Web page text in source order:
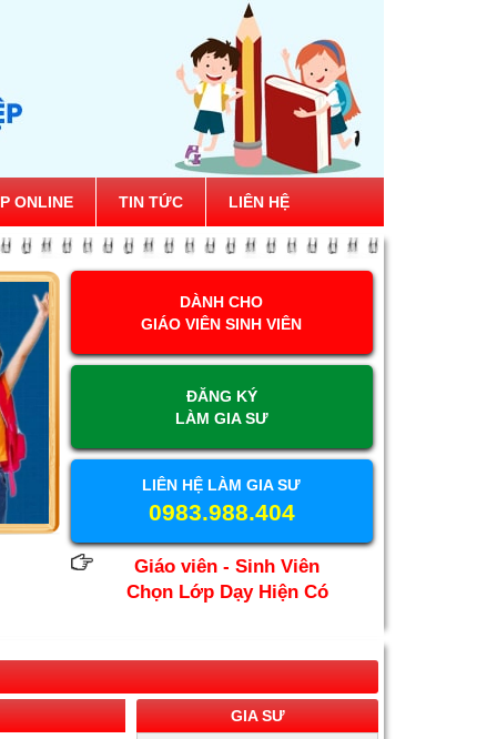
ONLINE TIN TỨC LIÊN HỆ
DÀNH CHO
GIÁO VIÊN SINH VIÊN
ĐĂNG KÝ
LÀM GIA SƯ
LIÊN HỆ LÀM GIA SƯ
0983.988.404
Giáo viên - Sinh Viên
Chọn Lớp Dạy Hiện Có
GIA SƯ